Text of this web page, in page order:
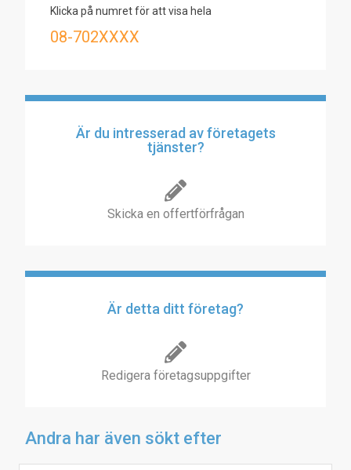
Klicka på numret för att visa hela
08-702XXXX
Är du intresserad av företagets
tjänster?
Skicka en offertförfrågan
Är detta ditt företag?
Redigera företagsuppgifter
Andra har även sökt efter